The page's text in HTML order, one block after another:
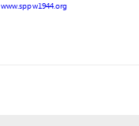
www.sppw1944.org